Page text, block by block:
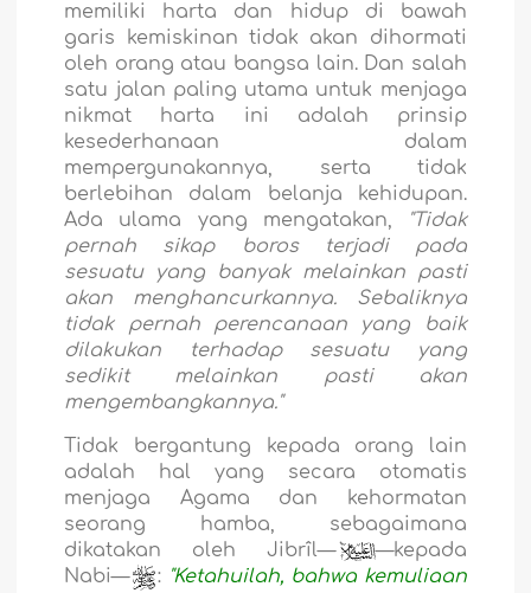
memiliki harta dan hidup di bawah
garis kemiskinan tidak akan dihormati
oleh orang atau bangsa lain. Dan salah
satu jalan paling utama untuk menjaga
nikmat harta ini adalah prinsip
kesederhanaan dalam
mempergunakannya, serta tidak
berlebihan dalam belanja kehidupan.
Ada ulama yang mengatakan,
"Tidak
pernah sikap boros terjadi pada
sesuatu yang banyak melainkan pasti
akan menghancurkannya. Sebaliknya
tidak pernah perencanaan yang baik
dilakukan terhadap sesuatu yang
sedikit melainkan pasti akan
mengembangkannya."
Tidak bergantung kepada orang lain
adalah hal yang secara otomatis
menjaga Agama dan kehormatan
seorang hamba, sebagaimana
dikatakan oleh Jibrîl—`
—kepada
Nabi—
: "Ketahuilah, bahwa kemuliaan